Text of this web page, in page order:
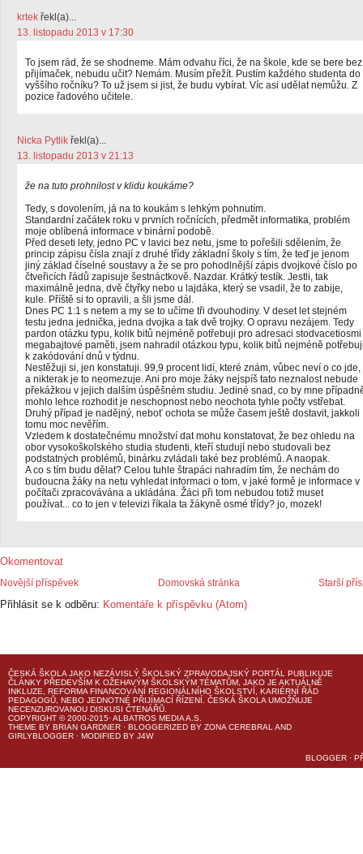
krtek řekl(a)...
13. listopadu 2013 v 17:30
To jsem rád, že se shodneme. Mám odvahu říci, že na škole, kde se bere bez
přijímaček, nebudu učit? Nemám. Musím přežít. Pustím každého studenta do
vyššího ročníku? To už jsem si jist, že budu vybírat. Víc asi udělat nemůžu. Z
pozice řadového učitele.
Nicka Pytlik řekl(a)...
13. listopadu 2013 v 21:13
že na tuto prohnilost v klidu koukáme?
Tedy, s dovolením, já na to koukám s lehkým pohnutím.
Standardní začátek roku v prvních ročnících, předmět informatika, problém
moje oblíbená informace v binární podobě.
Před deseti lety, jedno PC v lavici bez netu, jsme to pořešili sdělením, že
princip zápisu čísla znají z druhé třídy základní školy s tím, že teď je jenom
jiný základ číselné soustavy a že se pro pohodlnější zápis dvojkové číslo po
čtveřicích řádů zapisuje šestnáctkově. Nazdar. Krátký testík. Jestli, tak
maximálně jedna, dvě čtyřky nebo u lajdáka, který se vsadil, že to zabije,
kule. Příště si to opravili, a šli jsme dál.
Dnes PC 1:1 s netem a my se to učíme tři dvouhodiny. V deset let stejném
testu jedna jednička, jedna dvojka a tak dvě trojky. O opravu nezájem. Tedy
pardon otázku typu, kolik bitů nejméně potřebuji pro adresaci stodvacetiosmi
megabajtové paměti, jsem nahradil otázkou typu, kolik bitů nejméně
k zakódování dnů v týdnu.
Nestěžuji si, jen konstatuji. 99,9 procent lidí, které znám, vůbec neví o co jde,
a nikterak je to neomezuje. Ani pro moje žáky nejspíš tato neznalost nebude
překážkou v jejich dalším úspěšném studiu. Jediné snad, co by mne
mohlo lehce rozhodit je neschopnost nebo neochota tyhle počty vstřebat.
Druhý případ je nadějný, neboť ochota se může časem ještě dostavit, jakkoli
tomu moc nevěřím.
Vzledem k dostatečnému množství dat mohu konstatovat, že bez ohledu na
obor vysokoškolského studia studenti, kteří studují nebo studovali bez
podstatných problémů, binárku zvládali také bez problémů. A naopak.
A co s tím budu dělat? Celou tuhle štrapáci nahradím tím, že nechám do
budoucna žáky na netu vyhledat informaci o tom, v jaké formě je informace v
počítači zpracovávána a ukládána. Žáci při tom nebudou totiž muset
používat... co to jen v televizi říkala ta žákyně osmé třídy? jo, mozek!
Okomentovat
Novější příspěvek Starší
Domovská stránka
Přihlásit se k odběru: Komentáře k příspěvku (Atom)
ČESKÁ ŠKOLA JAKO NEZÁVISLÝ ŠKOLSKÝ ZPRAVODAJSKÝ PORTÁL PUBLIKUJE
ČLÁNKY PŘEDEVŠÍM K OŽEHAVÝM ŠKOLSKÝM TÉMATŮM, JAKO JE AKTUÁLNĚ
INKLUZE, REFORMA FINANCOVÁNÍ REGIONÁLNÍHO ŠKOLSTVÍ, KARIÉRNÍ ŘÁD
PEDAGOGŮ, NEBO JEDNOTNÉ PŘIJÍMACÍ ŘÍZENÍ. ČESKÁ ŠKOLA UMOŽŇUJE
NECENZUROVANOU DISKUSI ČTENÁŘŮ.
COPYRIGHT © 2000-2015· ALBATROS MEDIA A.S.
THEME BY BRIAN GARDNER · BLOGGERIZED BY ZONA CEREBRAL AND
GIRLYBLOGGER · MODIFIED BY J4W
BLOGGER ·